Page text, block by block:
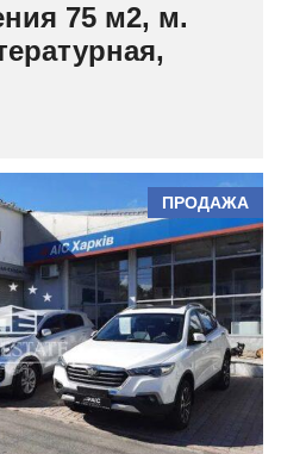
75 м2, м.
ПРОДАЖА